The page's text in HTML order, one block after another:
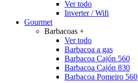
Ver todo
Inverter / Wifi
Gourmet
Barbacoas +
Ver todo
Barbacoa a gas
Barbacoa Cajón 560
Barbacoa Cajón 830
Barbacoa Pomeiro 560